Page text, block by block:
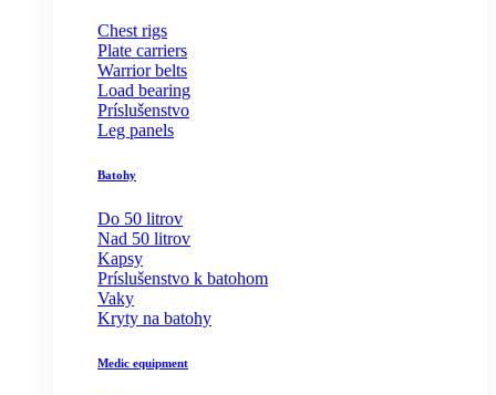
Chest rigs
Plate carriers
Warrior belts
Load bearing
Príslušenstvo
Leg panels
Batohy
Do 50 litrov
Nad 50 litrov
Kapsy
Príslušenstvo k batohom
Vaky
Kryty na batohy
Medic equipment